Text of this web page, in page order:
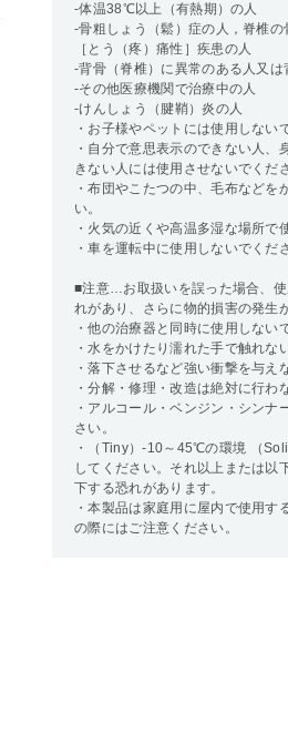
-体温38℃以上（有熱期）の人
-骨粗しょう（鬆）症の人，脊椎
［とう（疼）痛性］疾患の人
-背骨（脊椎）に異常のある人又
-その他医療機関で治療中の人
-けんしょう（腱鞘）炎の人
・お子様やペットには使用しない
・自分で意思表示のできない人
きない人には使用させないでくだ
・布団やこたつの中、毛布などを
い。
・火気の近くや高温多湿な場所で
・車を運転中に使用しないでくだ
■注意…お取扱いを誤った場合、
れがあり、さらに物的損害の発生
・他の治療器と同時に使用しない
・水をかけたり濡れた手で触れな
・落下させるなど強い衝撃を与え
・分解・修理・改造は絶対に行わ
・アルコール・ベンジン・シン
さい。
・（Tiny）-10～45℃の環境 （
してください。それ以上または以
下する恐れがあります。
・本製品は家庭用に屋内で使用す
の際にはご注意ください。